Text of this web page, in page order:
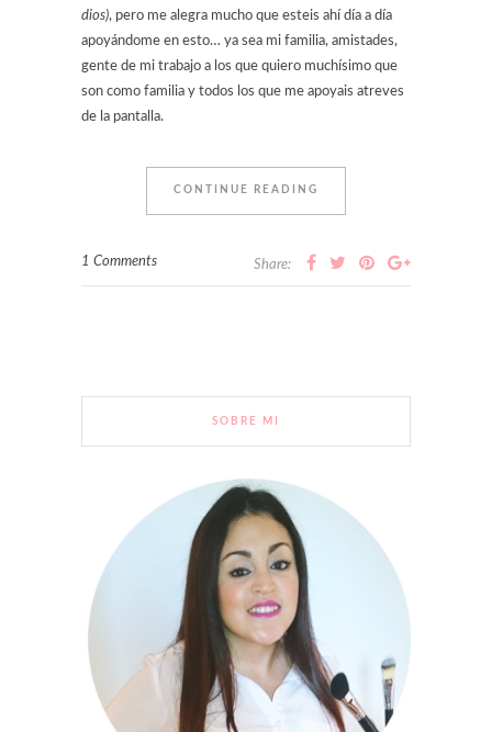
dios), pero me alegra mucho que esteis ahí día a día
apoyándome en esto… ya sea mi familia, amistades,
gente de mi trabajo a los que quiero muchísimo que
son como familia y todos los que me apoyais atreves
de la pantalla.
CONTINUE READING
1 Comments Share:
SOBRE MI